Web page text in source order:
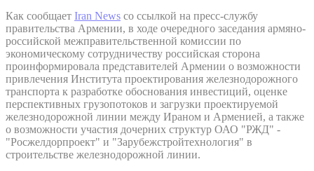
Как сообщает Iran News со ссылкой на пресс-службу
правительства Армении, в ходе очередного заседания армяно-
российской межправительственной комиссии по
экономическому сотрудничеству российская сторона
проинформировала представителей Армении о возможности
привлечения Института проектирования железнодорожного
транспорта к разработке обоснования инвестиций, оценке
перспективных грузопотоков и загрузки проектируемой
железнодорожной линии между Ираном и Арменией, а также
о возможности участия дочерних структур ОАО "РЖД" -
"Росжелдорпроект" и "Зарубежстройтехнология" в
строительстве железнодорожной линии.